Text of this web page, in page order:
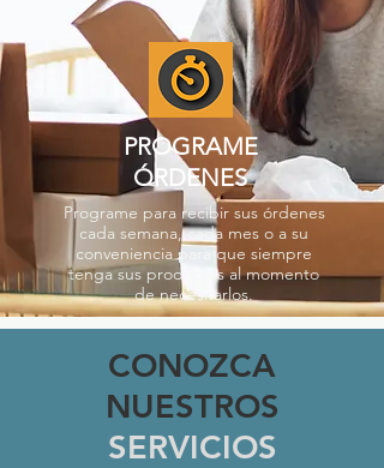
PROGRAME
ÓRDENES
Programe para recibir sus órdenes
cada semana, cada mes o a su
conveniencia para que siempre
tenga sus productos al momento
de necesitarlos.
CONOZCA
NUESTROS
SERVICIOS